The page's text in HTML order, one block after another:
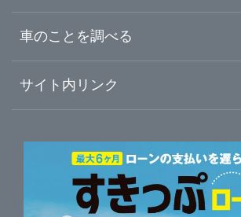
宮崎県
鹿児島県
沖縄県
初めての中古車購入ガイド
中古車人気ランキング
自動車ローンを調べる
車査定・車買取ならガリバー
ガリバーの査定が選ばれる理由
車を売る時よくある質問
便利な査定サービス
車のことを調べる
車初心者まとめ
新車・中古車カタログ
車の燃費を調べる
サイト内リンク
サイトマップ
サイトの使用条件